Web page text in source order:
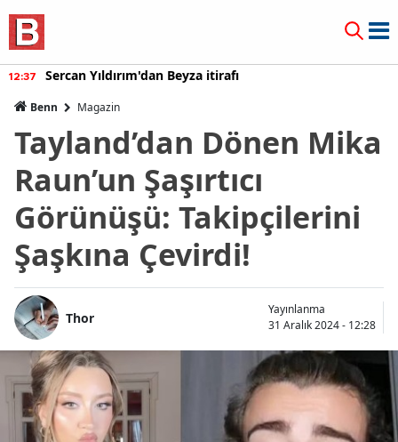
12:20 Burcu Özberk geri döndü!
Benn Magazin
Tayland’dan Dönen Mika
Raun’un Şaşırtıcı
Görünüşü: Takipçilerini
Şaşkına Çevirdi!
Thor
Yayınlanma
31 Aralık 2024 - 12:28